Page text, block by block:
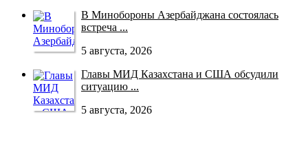
В Минобороны Азербайджана состоялась
встреча ...
5 августа, 2026
Главы МИД Казахстана и США обсудили
ситуацию ...
5 августа, 2026